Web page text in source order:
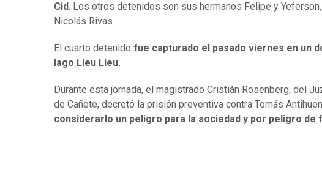
Cid. Los otros detenidos son sus hermanos Felipe y
Nicolás Rivas.
El cuarto detenido fue capturado el pasado viernes en un
lago Lleu Lleu.
Durante esta jornada, el magistrado Cristián Rosenberg, del
de Cañete, decretó la prisión preventiva contra Tomás Antihuen
considerarlo un peligro para la sociedad y por peligro de